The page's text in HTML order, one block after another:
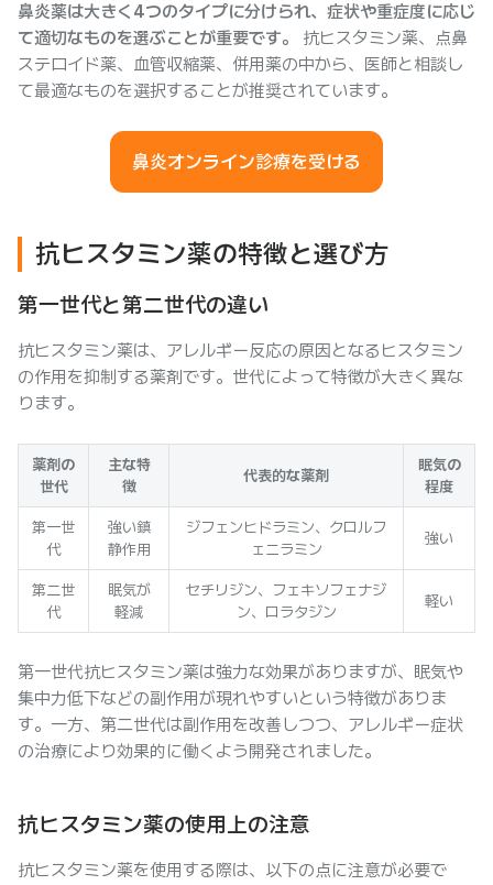
鼻炎薬は大きく4つのタイプに分けられ、症状や重症度に応じ
て適切なものを選ぶことが重要です。
抗ヒスタミン薬、点鼻
ステロイド薬、血管収縮薬、併用薬の中から、医師と相談し
て最適なものを選択することが推奨されています。
鼻炎オンライン診療を受ける
抗ヒスタミン薬の特徴と選び方
第一世代と第二世代の違い
抗ヒスタミン薬は、アレルギー反応の原因となるヒスタミン
の作用を抑制する薬剤です。世代によって特徴が大きく異な
ります。
薬剤の
世代
主な特
徴
代表的な薬剤
眠気の
程度
第一世
代
強い鎮
静作用
ジフェンヒドラミン、クロルフ
ェニラミン
強い
第二世
代
眠気が
軽減
セチリジン、フェキソフェナジ
ン、ロラタジン
軽い
第一世代抗ヒスタミン薬は強力な効果がありますが、眠気や
集中力低下などの副作用が現れやすいという特徴がありま
す。一方、第二世代は副作用を改善しつつ、アレルギー症状
の治療により効果的に働くよう開発されました。
抗ヒスタミン薬の使用上の注意
抗ヒスタミン薬を使用する際は、以下の点に注意が必要で